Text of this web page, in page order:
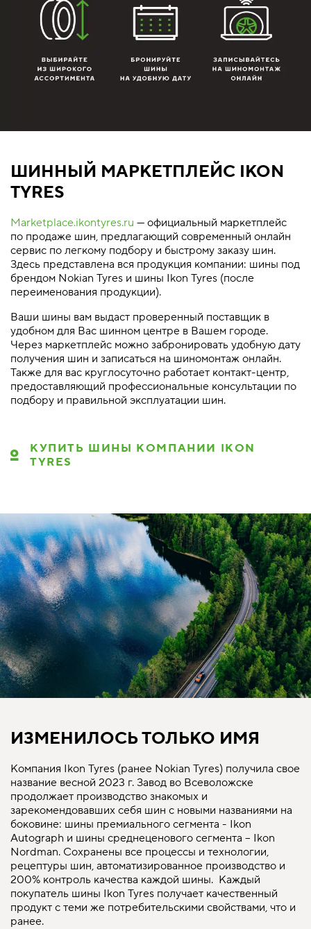
ШИННЫЙ МАРКЕТПЛЕЙС IKON
TYRES
Marketplace.ikontyres.ru — официальный маркетплейс
по продаже шин, предлагающий современный онлайн
сервис по легкому подбору и быстрому заказу шин.
Здесь представлена вся продукция компании: шины под
брендом Nokian Tyres и шины Ikon Tyres (после
переименования продукции).
Ваши шины вам выдаст проверенный поставщик в
удобном для Вас шинном центре в Вашем городе.
Через маркетплейс можно забронировать удобную дату
получения шин и записаться на шиномонтаж онлайн.
Также для вас круглосуточно работает контакт-центр,
предоставляющий профессиональные консультации по
подбору и правильной эксплуатации шин.
КУПИТЬ ШИНЫ КОМПАНИИ IKON
TYRES
ИЗМЕНИЛОСЬ ТОЛЬКО ИМЯ
Компания Ikon Tyres (ранее Nokian Tyres) получила свое
название весной 2023 г. Завод во Всеволожске
продолжает производство знакомых и
зарекомендовавших себя шин с новыми названиями на
боковине: шины премиального сегмента - Ikon
Autograph и шины среднеценового сегмента – Ikon
Nordman. Сохранены все процессы и технологии,
рецептуры шин, автоматизированное производство и
200% контроль качества каждой шины. Каждый
покупатель шины Ikon Tyres получает качественный
продукт с теми же потребительскими свойствами, что и
ранее.